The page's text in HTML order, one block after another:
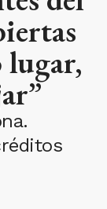
lugar,